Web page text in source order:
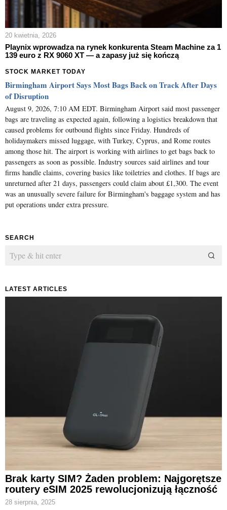
20 kwietnia, 2026
Playnix wprowadza na rynek konkurenta Steam Machine za 1
139 euro z RX 9060 XT — a zapasy już się kończą
STOCK MARKET TODAY
Birmingham Airport Says Most Bags Back on Track After Days
of Disruption
August 9, 2026, 7:10 AM EDT. Birmingham Airport said most passenger
bags are traveling as expected again, following a logistics breakdown that
caused problems for outbound flights since Friday. Hundreds of
holidaymakers missed luggage, with Turkey, Cyprus, and Rome routes
among those hit. The airport is working with airlines to get bags back to
passengers as soon as possible. Industry sources said airlines and tour
firms handle claims, covering basics like toiletries and clothes. If bags are
unreturned after 21 days, passengers could claim about £1,300. The event
was an unusually severe failure for Birmingham's baggage system and has
put operations under extra pressure.
SEARCH
LATEST ARTICLES
Brak karty SIM? Żaden problem: Najgorętsze
routery eSIM 2025 rewolucjonizują łączność
28 sierpnia, 2025